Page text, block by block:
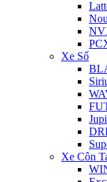
Xe Số
Xe Côn